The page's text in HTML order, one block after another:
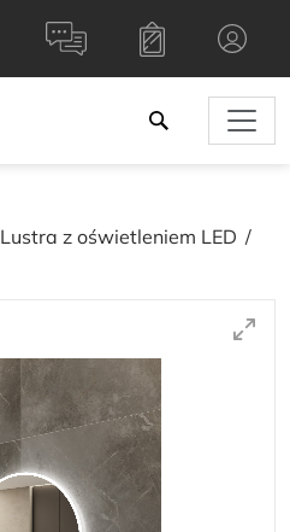
Lustra z oświetleniem LED